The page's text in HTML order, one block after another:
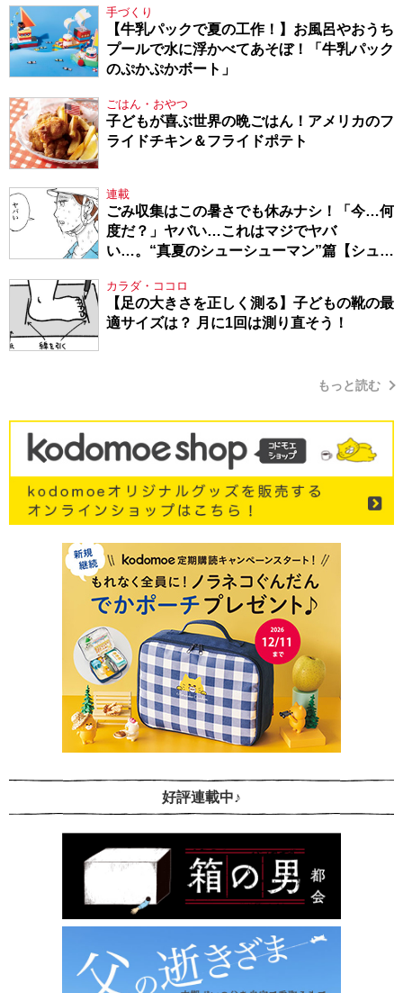
手づくり
【牛乳パックで夏の工作！】お風呂やおうち
プールで水に浮かべてあそぼ！「牛乳パック
のぷかぷかボート」
ごはん・おやつ
子どもが喜ぶ世界の晩ごはん！アメリカのフ
ライドチキン＆フライドポテト
連載
ごみ収集はこの暑さでも休みナシ！「今…何
度だ？」ヤバい…これはマジでヤバ
い…。“真夏のシューシューマン”篇【シュー
カラダ・ココロ
【足の大きさを正しく測る】子どもの靴の最
適サイズは？ 月に1回は測り直そう！
もっと読む
好評連載中♪